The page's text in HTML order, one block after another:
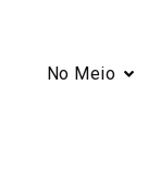
No Meio